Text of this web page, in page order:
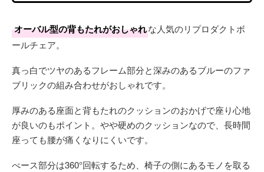
オーバル型の背もたれがおしゃれな人気のリプロダクトボ
ールチェア。
真っ白でツヤのあるフレーム部分と深みのあるブルーのファ
ブリックの組み合わせがおしゃれです。
厚みのある座面と背もたれのクッションのおかげで座り心地
が良いのもポイント。やや硬めのクッションなので、長時間
座っても腰が痛くなりにくいです。
べース部分は360°回転するため、椅子の側にあるモノを取る